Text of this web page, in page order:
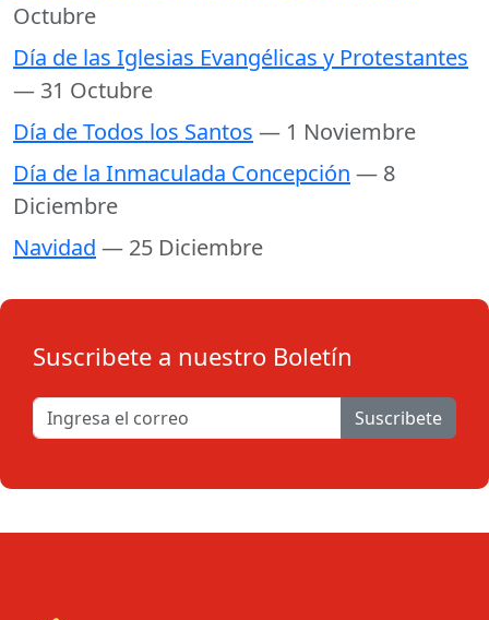
Octubre
Día de las Iglesias Evangélicas y Protestantes
— 31 Octubre
Día de Todos los Santos — 1 Noviembre
Día de la Inmaculada Concepción — 8
Diciembre
Navidad — 25 Diciembre
Suscribete a nuestro Boletín
Suscribete